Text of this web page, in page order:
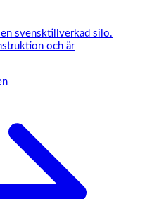
svensktillverkad silo.
och är